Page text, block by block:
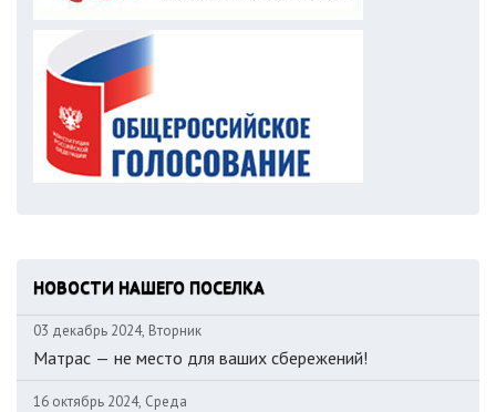
НОВОСТИ НАШЕГО ПОСЕЛКА
03 декабрь 2024, Вторник
Матрас — не место для ваших сбережений!
16 октябрь 2024, Среда